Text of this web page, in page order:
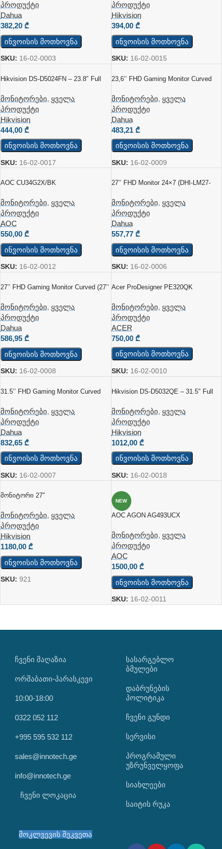
პროდუქტი
Dahua
382,20 ₾
ინვოისის მოთხოვნა
SKU: 16-02-0003
პროდუქტი
Hikvision
394,00 ₾
ინვოისის მოთხოვნა
SKU: 16-02-0015
Hikvision DS-D5024FN – 23.8″ Full
Ვიდეოდაკვირვებისა Და Საოფისე
Გამოყენებისთვის
მონიტორები, ყველა
პროდუქტი
Hikvision
444,00 ₾
ინვოისის მოთხოვნა
SKU: 16-02-0017
23,6’’ FHD Gaming Monitor Curved
მონიტორები, ყველა
პროდუქტი
Dahua
483,21 ₾
ინვოისის მოთხოვნა
SKU: 16-02-0009
AOC CU34G2X/BK
მონიტორები, ყველა
პროდუქტი
AOC
550,00 ₾
ინვოისის მოთხოვნა
SKU: 16-02-0012
27’’ FHD Monitor 24×7 (DHI-LM27-
მონიტორები, ყველა
პროდუქტი
Dahua
557,77 ₾
ინვოისის მოთხოვნა
SKU: 16-02-0006
27’’ FHD Gaming Monitor Curved (27’’
მონიტორები, ყველა
პროდუქტი
Dahua
586,95 ₾
ინვოისის მოთხოვნა
SKU: 16-02-0008
Acer ProDesigner PE320QK
მონიტორები, ყველა
პროდუქტი
ACER
750,00 ₾
ინვოისის მოთხოვნა
SKU: 16-02-0010
31.5’’ FHD Gaming Monitor Curved
მონიტორები, ყველა
პროდუქტი
Dahua
832,65 ₾
ინვოისის მოთხოვნა
SKU: 16-02-0007
Hikvision DS-D5032QE – 31.5″ Full
Ვიდეოდაკვირვებისა Და
Კომერციული Გამოყენებისთვის
მონიტორები, ყველა
პროდუქტი
Hikvision
1012,00 ₾
ინვოისის მოთხოვნა
SKU: 16-02-0018
Მონიტორი 27″
მონიტორები, ყველა
პროდუქტი
Hikvision
1180,00 ₾
ინვოისის მოთხოვნა
SKU: 921
NEW
AOC AGON AG493UCX
მონიტორები, ყველა
პროდუქტი
AOC
1500,00 ₾
ინვოისის მოთხოვნა
SKU: 16-02-0011
ᲩᲕᲔᲜᲘ ᲛᲐᲦᲐᲖᲘᲐ
ორშაბათი-პარასკევი
10:00-18:00
0322 052 112
+995 595 532 112
sales@innotech.ge
info@innotech.ge
ჩვენი ლოკაცია
ᲡᲐᲡᲐᲠᲒᲔᲑᲚᲝ
ᲑᲛᲣᲚᲔᲑᲘ
დაბრუნების
პოლიტიკა
ჩვენი გუნდი
სერვისი
პროგრამული
უზრუნველყოფა
სიახლეები
საიტის რუკა
მოკლვევის შეკვეთა